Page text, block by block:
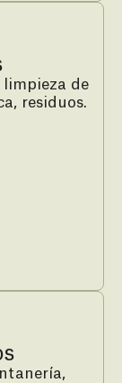
de
residuos.